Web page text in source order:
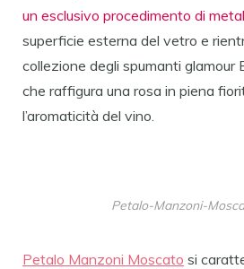
un esclusivo procedimento di
superficie esterna del vetro e
collezione degli spumanti glamour
che raffigura una rosa in piena
l’aromaticità del vino.
Petalo-Manzoni-
Petalo Manzoni Moscato si